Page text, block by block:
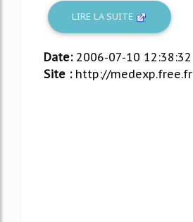
LIRE LA SUITE
Date: 2006-07-10 12:38:32
Site : http://medexp.free.fr